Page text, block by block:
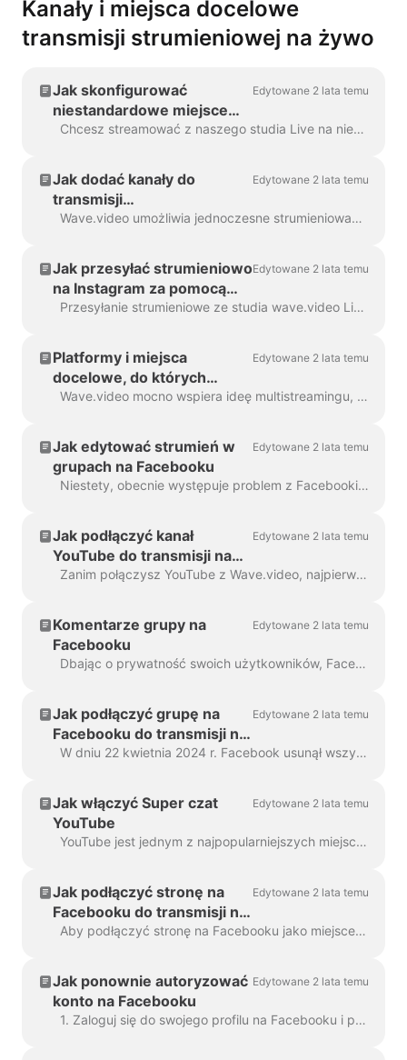
Kanały i miejsca docelowe
transmisji strumieniowej na żywo
Jak skonfigurować
niestandardowe miejsce
docelowe RTMP
Edytowane 2 lata temu
Chcesz streamować z naszego studia Live na nieobsługiwaną jeszcze platformę? Bez obaw, możemy to zrobić za pomocą specjalnego protokołu RTMP. RTMP pozwala na...
Jak dodać kanały do
transmisji
wielostrumieniowej
Edytowane 2 lata temu
Wave.video umożliwia jednoczesne strumieniowanie do strony/grupy/profilu na Facebooku, konta YouTube i kanału RTMP! Możesz dodać wiele miejsc docelowych ...
Jak przesyłać strumieniowo
na Instagram za pomocą
Wave.video
Edytowane 2 lata temu
Przesyłanie strumieniowe ze studia wave.video Live-streaming na konto Instagram jest zaskakująco łatwe. Wszystkie funkcje studia będą dostępne podczas...
Platformy i miejsca
docelowe, do których
można przesyłać
Wave.video?
Edytowane 2 lata temu
Wave.video mocno wspiera ideę multistreamingu, dlatego oferujemy różne opcje miejsc docelowych transmisji. Na dzień dzisiejszy oferujemy ...
Jak edytować strumień w
grupach na Facebooku
Edytowane 2 lata temu
Niestety, obecnie występuje problem z Facebookiem, który uniemożliwia nam obsługę edycji strumieni w grupach na Facebooku. Aby wprowadzić jakiekolwiek zmiany ...
Jak podłączyć kanał
YouTube do transmisji na
żywo?
Edytowane 2 lata temu
Zanim połączysz YouTube z Wave.video, najpierw sprawdź, czy Twoje konto YouTube jest gotowe do transmisji na żywo. Zweryfikuj swoje konto YouTube. F...
Komentarze grupy na
Facebooku
Edytowane 2 lata temu
Dbając o prywatność swoich użytkowników, Facebook uniemożliwia Wave.video dostęp i wyświetlanie nazwisk i zdjęć profilowych osób, które zostawiły komentarze w grupach na...
Jak podłączyć grupę na
Facebooku do transmisji na
żywo?
Edytowane 2 lata temu
W dniu 22 kwietnia 2024 r. Facebook usunął wszystkie aplikacje innych firm w grupach. Niestety, oznacza to, że nie będzie można dodać grupy na Facebooku jako desti...
Jak włączyć Super czat
YouTube
Edytowane 2 lata temu
YouTube jest jednym z najpopularniejszych miejsc docelowych dla streamów; w związku z tym oferuje wiele możliwości dla twórców treści i streamerów na żywo, aby ...
Jak podłączyć stronę na
Facebooku do transmisji na
żywo?
Edytowane 2 lata temu
Aby podłączyć stronę na Facebooku jako miejsce docelowe transmisji na żywo, musisz być administratorem lub redaktorem tej strony. Aby upewnić się, że posiadasz niezbędne ri...
Jak ponownie autoryzować
konto na Facebooku
Edytowane 2 lata temu
1. Zaloguj się do swojego profilu na Facebooku i przejdź do strony Integracje biznesowe. Znajdź aplikację Wave.video, zaznacz pole po prawej stronie i kliknij przycisk ...